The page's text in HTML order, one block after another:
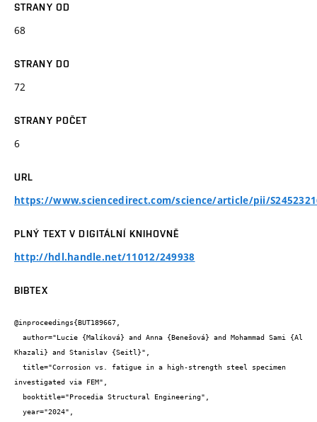
STRANY OD
68
STRANY DO
72
STRANY POČET
6
URL
https://www.sciencedirect.com/science/article/pii/
PLNÝ TEXT V DIGITÁLNÍ KNIHOVNĚ
http://hdl.handle.net/11012/249938
BIBTEX
@inproceedings{BUT189667,
Khazali} and Stanislav {Seitl}",
investigated via FEM",